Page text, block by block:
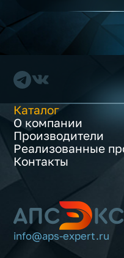
Каталог
О компании
Производители
Реализованные
Контакты
info@aps-expert.ru